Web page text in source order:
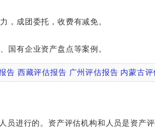
成团委托，收费有减免。
有企业资产盘点等案例。
告 西藏评估报告 广州评估报告 内蒙古评
进行的。资产评估机构和人员是资产